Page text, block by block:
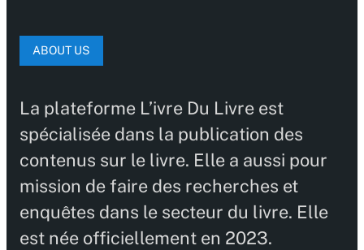
ABOUT US
La plateforme L’ivre Du Livre est
spécialisée dans la publication des
contenus sur le livre. Elle a aussi pour
mission de faire des recherches et
enquêtes dans le secteur du livre. Elle
est née officiellement en 2023.